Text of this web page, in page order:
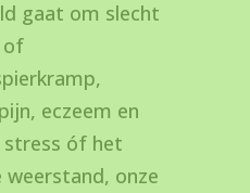
gaat om slecht
of
eczeem en
stress óf het
weerstand, onze